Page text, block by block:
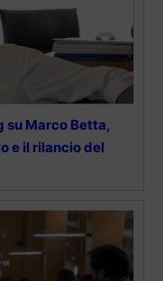
su Marco Betta,
e il rilancio del